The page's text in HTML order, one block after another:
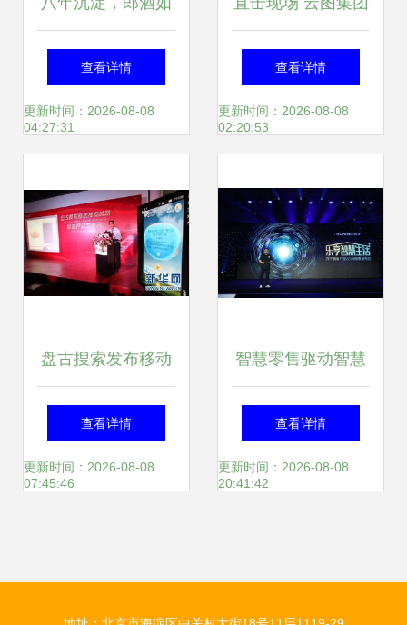
何以一场大会诠
释“唯客是尊”的服
查看详情
更新时间：2026-08-08
04:27:31
发布最强独家产
品，地产行业大佬
查看详情
更新时间：2026-08-08
02:20:53
盘古搜索发布移动
搜索新战略，以技
术驱动深化民生服
查看详情
更新时间：2026-08-08
07:45:46
智慧零售驱动智慧
家居革命 苏宁以极
致科技树立行业新
查看详情
更新时间：2026-08-08
20:41:42